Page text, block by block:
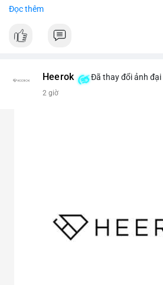
$btc
#vlikevn #titanbot
Đọc thêm
Heerok Đã thay đổi ảnh đại
2 giờ